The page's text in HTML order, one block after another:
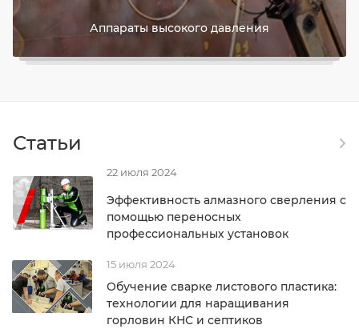
Аппараты высокого давления
Статьи
22 июля 2024
Эффективность алмазного сверления с
помощью переносных
профессиональных установок
15 июля 2024
Обучение сварке листового пластика:
технологии для наращивания
горловин КНС и септиков